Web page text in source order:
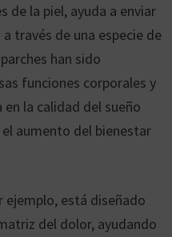
de la piel, ayuda a enviar
través de una especie de
han sido
funciones corporales y
la calidad del sueño
aumento del bienestar
ejemplo, está diseñado
del dolor, ayudando